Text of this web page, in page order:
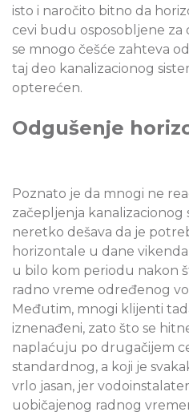
isto i naročito bitno da
cevi budu osposobljene za
se mnogo češće zahteva
taj deo kanalizacionog
opterećen.
Odgušenje
Poznato je da mnogi ne
začepljenja kanalizacionog
neretko dešava da je
horizontale u dane
u bilo kom periodu nakon
radno vreme određenog
Međutim, mnogi klijenti
iznenađeni, zato što se
naplaćuju po drugačijem
standardnog, a koji je
vrlo jasan, jer
uobičajenog radnog